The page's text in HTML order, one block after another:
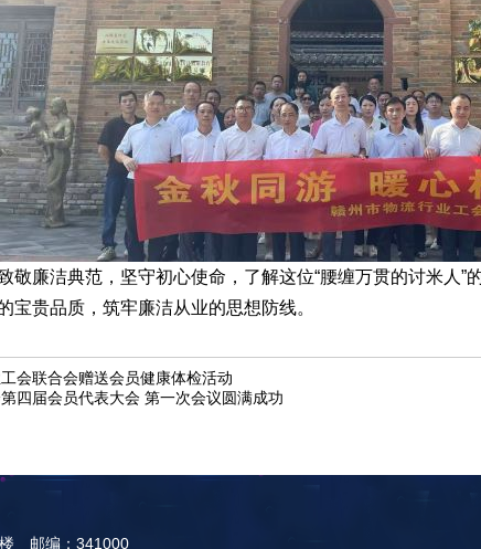
敬廉洁典范，坚守初心使命，了解这位“腰缠万贯的讨米人”
宝贵品质，筑牢廉洁从业的思想防线。
会联合会赠送会员健康体检活动
四届会员代表大会 第一次会议圆满成功
楼 邮编：341000